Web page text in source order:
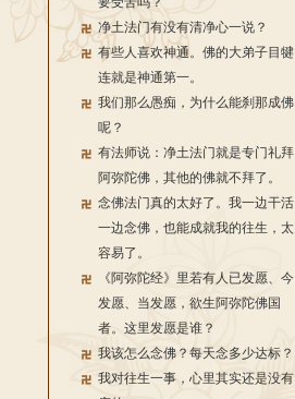
净土法门有没有清净心一说？
有些人喜欢神通。佛的大弟子目犍
连就是神通第一。
我们那么愚痴，为什么能刹那成佛
呢？
有法师说：净土法门就是专门礼拜
阿弥陀佛，其他的佛就不拜了。
念佛法门真的太好了。我一边干活
一边念佛，也能成就我的往生，太
容易了。
《阿弥陀经》里若有人已发愿、今
发愿、当发愿，欲生阿弥陀佛国
者。这里发愿是谁？
我该怎么念佛？每天念多少达标？
我对往生一事，心里其实还是没有